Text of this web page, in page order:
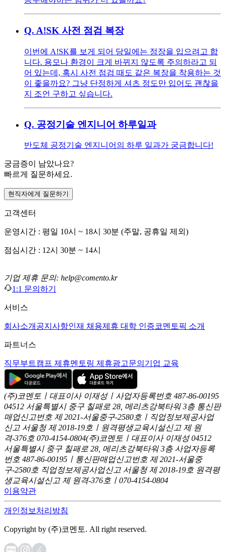
Q. A!SK 사전 점검 복장
이번에 A!SK를 보게 되어 당일에는 정장을 입으려고 합
니다. 용모나 환경이 크게 바뀌지 않도록 주의하라고 되
어 있는데, 혹시 사전 점검 때도 같은 복장을 착용하는 것
이 좋을까요? 그냥 단정하게 셔츠 정도만 입어도 괜찮을
지 조언 구하고 싶습니다.
Q. 공정기술 엔지니어 하루일과
반도체 공정기술 엔지니어의 하루 일과가 궁금합니다!
궁금증이 남았나요?
빠르게 질문하세요.
현직자에게 질문하기
고객센터
운영시간 : 평일 10시 ~ 18시 30분 (주말, 공휴일 제외)
점심시간 : 12시 30분 ~ 14시
기업 제휴 문의: help@comento.kr
1:1 문의하기
서비스
회사소개 공지사항인재 채용제휴 대학 인증코멘토픽 소개
파트너스
직무부트캠프 제휴멘토링 제휴광고문의 기업 교육
(주)코멘토ㅣ대표이사 이재성ㅣ사업자등록번호 487-86-00195
04512 서울특별시 중구 칠패로 28, 메리츠강북타워 3층 통신판
매업신고번호 제 2021-서울중구-2580호ㅣ직업정보제공사업
신고 서울청 제 2018-19호ㅣ원격평생교육시설신고 제 원
격-376호 070-4154-0804(주)코멘토ㅣ대표이사 이재성 04512
서울특별시 중구 칠패로 28, 메리츠강북타워 3층 사업자등록
번호 487-86-00195ㅣ통신판매업신고번호 제 2021-서울중
구-2580호 직업정보제공사업신고 서울청 제 2018-19호 원격평
생교육시설신고 제 원격-376호ㅣ070-4154-0804
이용약관
개인정보처리방침
Copyright by (주)코멘토. All right reserved.